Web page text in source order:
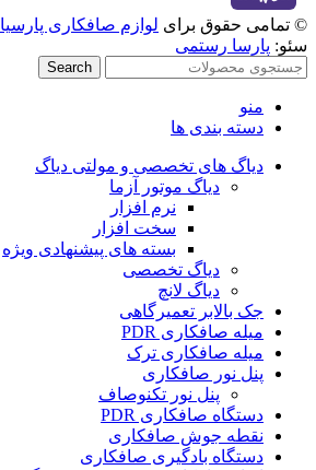
© تمامی حقوق برای لوازم صافکاری
سئو: پارسا رستمی
Search
منو
دسته بندی ها
دیاگ های تخصصی و مولتی دیاگ
دیاگ موتور آزما
نرم افزار
سخت افزار
بسته های پیشنهادی ویژه
دیاگ تخصصی
دیاگ لانچ
جک بالابر تعمیرگاهی
میله صافکاری PDR
میله صافکاری ترک
پنل نور صافکاری
پنل نور تکنوصاف
دستگاه صافکاری PDR
نقطه جوش صافکاری
دستگاه بادگیری صافکاری